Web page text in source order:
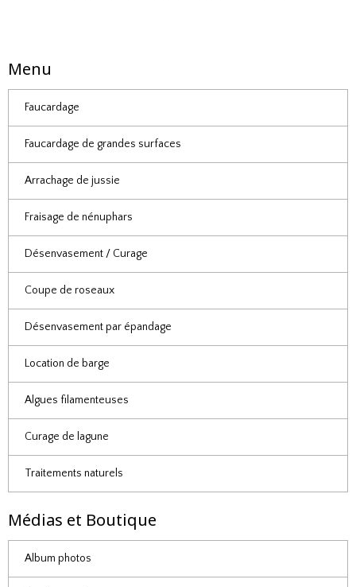
Menu
Faucardage
Faucardage de grandes surfaces
Arrachage de jussie
Fraisage de nénuphars
Désenvasement / Curage
Coupe de roseaux
Désenvasement par épandage
Location de barge
Algues filamenteuses
Curage de lagune
Traitements naturels
Médias et Boutique
Album photos